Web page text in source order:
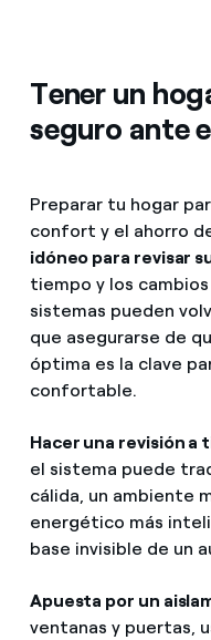
Tener un
seguro ante
Preparar tu hogar
confort y el ahorro
idóneo para revisar
tiempo y los
sistemas pueden
que asegurarse de
óptima es la clave
confortable.
Hacer una revisión a
el sistema puede
cálida, un ambiente
energético más
base invisible de un
Apuesta por un
ventanas y puertas,